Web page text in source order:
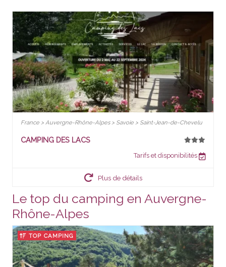
France > Auvergne-Rhône-Alpes > Savoie > Saint-Jean-de-Chevelu
CAMPING DES LACS
Tarifs et disponibilités
Plus de détails
Le top du camping en Auvergne-
Rhône-Alpes
TOP CAMPING